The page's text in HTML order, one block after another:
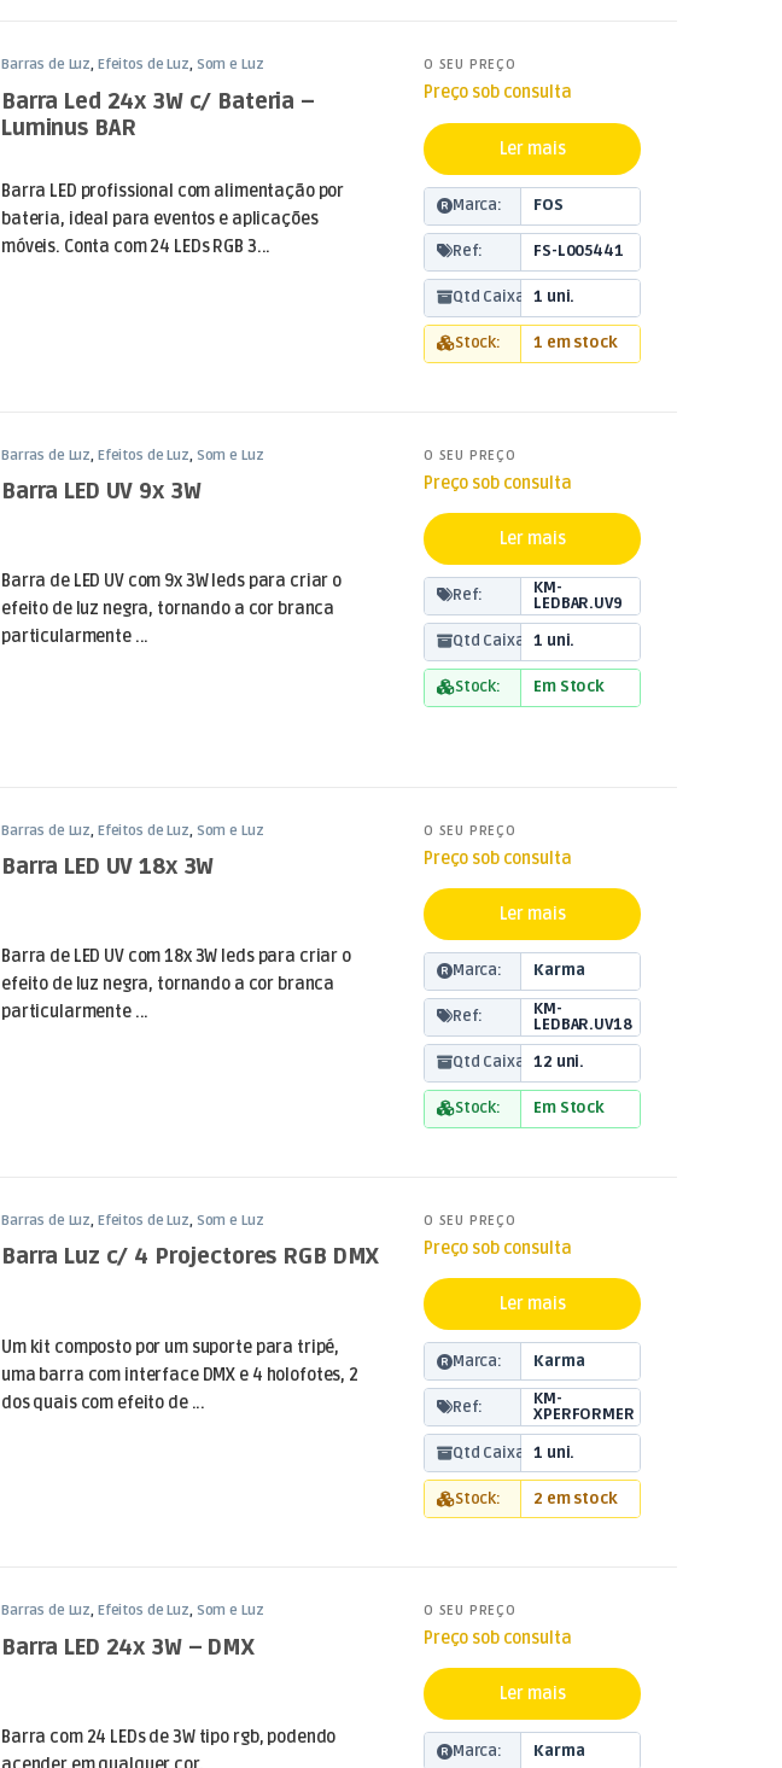
Barras de Luz, Efeitos de Luz, Som e Luz
Barra Led 24x 3W c/ Bateria –
Luminus BAR
Barra LED profissional com alimentação por
bateria, ideal para eventos e aplicações
móveis. Conta com 24 LEDs RGB 3...
O SEU PREÇO
Preço sob consulta
Ler mais
Marca: FOS
Ref: FS-L005441
Qtd Caixa: 1 uni.
Stock: 1 em stock
Barras de Luz, Efeitos de Luz, Som e Luz
Barra LED UV 9x 3W
Barra de LED UV com 9x 3W leds para criar o
efeito de luz negra, tornando a cor branca
particularmente ...
O SEU PREÇO
Preço sob consulta
Ler mais
Ref:
KM-
LEDBAR.UV9
Qtd Caixa:
1 uni.
Stock: Em Stock
Barras de Luz, Efeitos de Luz, Som e Luz
Barra LED UV 18x 3W
Barra de LED UV com 18x 3W leds para criar o
efeito de luz negra, tornando a cor branca
particularmente ...
O SEU PREÇO
Preço sob consulta
Ler mais
Marca: Karma
Ref:
KM-
LEDBAR.UV18
Qtd Caixa:
12 uni.
Stock: Em Stock
Barras de Luz, Efeitos de Luz, Som e Luz
Barra Luz c/ 4 Projectores RGB DMX
Um kit composto por um suporte para tripé,
uma barra com interface DMX e 4 holofotes, 2
dos quais com efeito de ...
O SEU PREÇO
Preço sob consulta
Ler mais
Marca: Karma
Ref:
KM-
XPERFORMER
Qtd Caixa:
1 uni.
Stock: 2 em stock
Barras de Luz, Efeitos de Luz, Som e Luz
Barra LED 24x 3W – DMX
Barra com 24 LEDs de 3W tipo rgb, podendo
O SEU PREÇO
Preço sob consulta
Ler mais
Marca: Karma